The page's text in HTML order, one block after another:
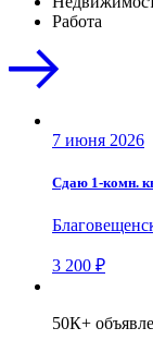
Работа
7 июня 2026
Сдаю 1-комн.
3 200 ₽
50К+